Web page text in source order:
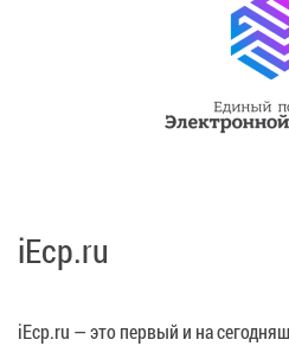
iEcp.ru
iEcp.ru — это первый и на